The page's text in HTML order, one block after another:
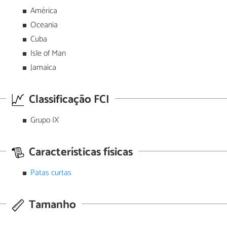
América
Oceania
Cuba
Isle of Man
Jamaica
Classificação FCI
Grupo IX
Características físicas
Patas curtas
Tamanho